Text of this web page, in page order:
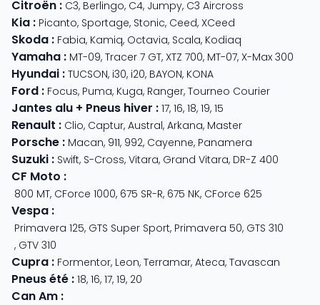
Citroën : C3, Berlingo, C4, Jumpy, C3 Aircross
Kia : Picanto, Sportage, Stonic, Ceed, XCeed
Skoda : Fabia, Kamiq, Octavia, Scala, Kodiaq
Yamaha : MT-09, Tracer 7 GT, XTZ 700, MT-07, X-Max 300
Hyundai : TUCSON, i30, i20, BAYON, KONA
Ford : Focus, Puma, Kuga, Ranger, Tourneo Courier
Jantes alu + Pneus hiver : 17, 16, 18, 19, 15
Renault : Clio, Captur, Austral, Arkana, Master
Porsche : Macan, 911, 992, Cayenne, Panamera
Suzuki : Swift, S-Cross, Vitara, Grand Vitara, DR-Z 400
CF Moto :
800 MT, CForce 1000, 675 SR-R, 675 NK, CForce 625
Vespa :
Primavera 125, GTS Super Sport, Primavera 50, GTS 310
, GTV 310
Cupra : Formentor, Leon, Terramar, Ateca, Tavascan
Pneus été : 18, 16, 17, 19, 20
Can Am :